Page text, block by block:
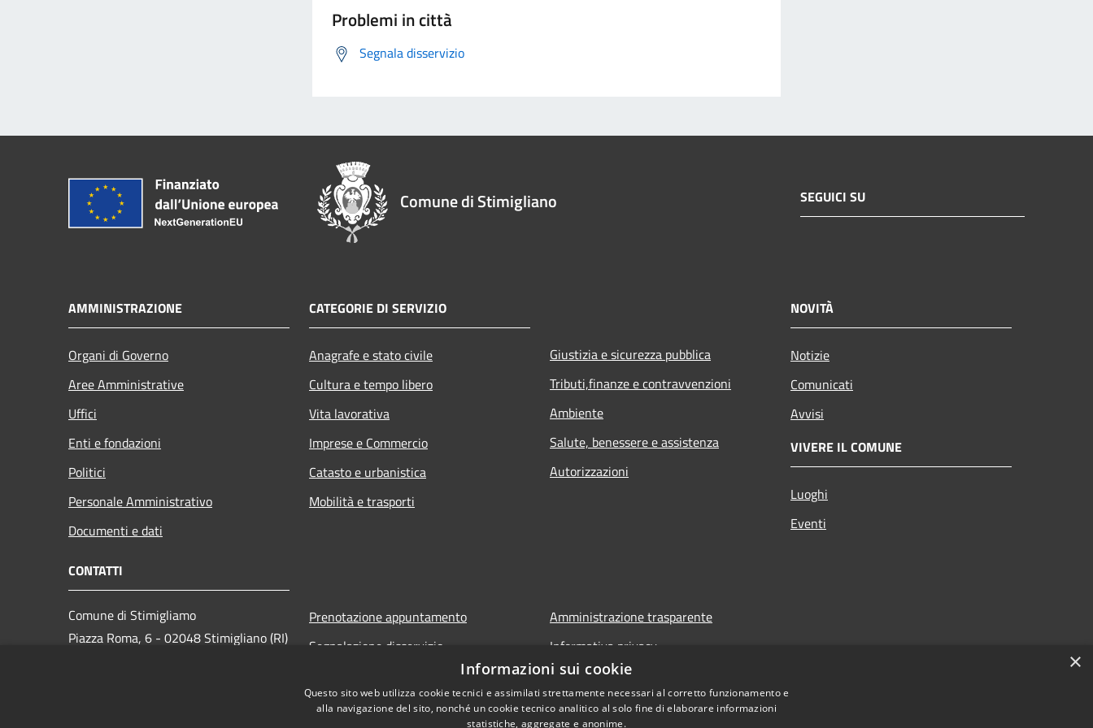
Problemi in città
Segnala disservizio
Comune di Stimigliano SEGUICI SU
AMMINISTRAZIONE
Organi di Governo
Aree Amministrative
Uffici
Enti e fondazioni
Politici
Personale Amministrativo
Documenti e dati
CATEGORIE DI SERVIZIO
Anagrafe e stato civile
Cultura e tempo libero
Vita lavorativa
Imprese e Commercio
Catasto e urbanistica
Mobilità e trasporti
Giustizia e sicurezza pubblica
Tributi,finanze e contravvenzioni
Ambiente
Salute, benessere e assistenza
Autorizzazioni
NOVITÀ
Notizie
Comunicati
Avvisi
VIVERE IL COMUNE
Luoghi
Eventi
CONTATTI
Comune di Stimigliamo
Piazza Roma, 6 - 02048 Stimigliano (RI)
Prenotazione appuntamento
Segnalazione disservizio
Richiesta assistenza
Amministrazione trasparente
Informativa privacy
Note legali
Dichiarazione di accessibilità
×
Informazioni sui cookie
Questo sito web utilizza cookie tecnici e assimilati strettamente necessari al corretto funzionamento e
alla navigazione del sito, nonché un cookie tecnico analitico al solo fine di elaborare informazioni
statistiche, aggregate e anonime.